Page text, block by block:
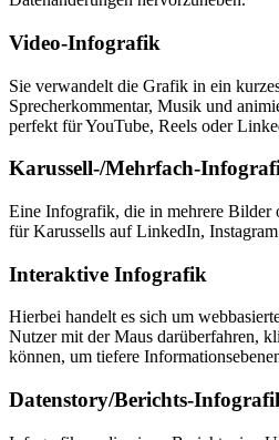
Video-Infografik
Sie verwandelt die Grafik in ein
Sprecherkommentar, Musik und
perfekt für YouTube, Reels oder
Karussell-/Mehrfach-
Eine Infografik, die in mehrere Bilder
für Karussells auf LinkedIn,
Interaktive Infografik
Hierbei handelt es sich um
Nutzer mit der Maus darüberfahren,
können, um tiefere
Datenstory/Berichts-